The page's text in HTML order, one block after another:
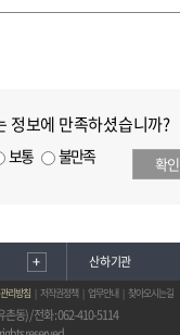
정보에 만족하셨습니까?
보통
불만족
확인
산하기관
리방침 저작권정책 업무안내 찾아오시는길
동) / 전화 : 062-410-5114